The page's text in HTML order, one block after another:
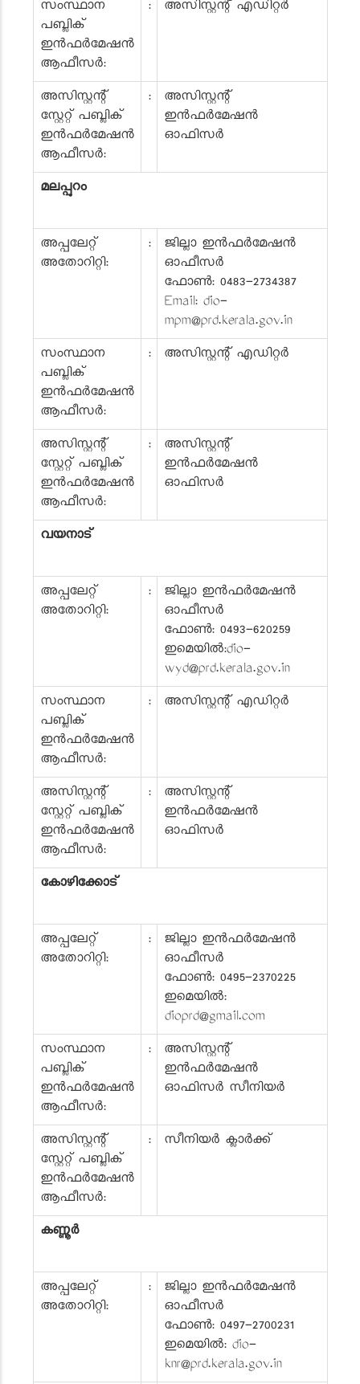
സംസ്ഥാന
പബ്ലിക്
ഇൻഫർമേഷൻ
ആഫീസർ:
: അസിസ്റ്റന്റ് എഡിറ്റർ
അസിസ്റ്റന്റ്
സ്റ്റേറ്റ് പബ്ലിക്
ഇൻഫർമേഷൻ
ആഫീസർ:
:
അസിസ്റ്റന്റ്
ഇൻഫർമേഷൻ
ഓഫിസർ
മലപ്പുറം
അപ്പലേറ്റ്
അതോറിറ്റി:
:
ജില്ലാ ഇൻഫർമേഷൻ
ഓഫീസർ
ഫോൺ: 0483-2734387
Email: dio-
mpm@prd.kerala.gov.in
സംസ്ഥാന
പബ്ലിക്
ഇൻഫർമേഷൻ
ആഫീസർ:
: അസിസ്റ്റന്റ് എഡിറ്റർ
അസിസ്റ്റന്റ്
സ്റ്റേറ്റ് പബ്ലിക്
ഇൻഫർമേഷൻ
ആഫീസർ:
:
അസിസ്റ്റന്റ്
ഇൻഫർമേഷൻ
ഓഫിസർ
വയനാട്
അപ്പലേറ്റ്
അതോറിറ്റി:
:
ജില്ലാ ഇൻഫർമേഷൻ
ഓഫീസർ
ഫോൺ: 0493-620259
ഇമെയിൽ:dio-
wyd@prd.kerala.gov.in
സംസ്ഥാന
പബ്ലിക്
ഇൻഫർമേഷൻ
ആഫീസർ:
: അസിസ്റ്റന്റ് എഡിറ്റർ
അസിസ്റ്റന്റ്
സ്റ്റേറ്റ് പബ്ലിക്
ഇൻഫർമേഷൻ
ആഫീസർ:
:
അസിസ്റ്റന്റ്
ഇൻഫർമേഷൻ
ഓഫിസർ
കോഴിക്കോട്
അപ്പലേറ്റ്
അതോറിറ്റി:
:
ജില്ലാ ഇൻഫർമേഷൻ
ഓഫീസർ
ഫോൺ: 0495-2370225
ഇമെയിൽ:
dioprd@gmail.com
സംസ്ഥാന
പബ്ലിക്
ഇൻഫർമേഷൻ
ആഫീസർ:
:
അസിസ്റ്റന്റ്
ഇൻഫർമേഷൻ
ഓഫിസർ സീനിയർ
അസിസ്റ്റന്റ്
സ്റ്റേറ്റ് പബ്ലിക്
ഇൻഫർമേഷൻ
ആഫീസർ:
: സീനിയർ ക്ലാർക്ക്
കണ്ണൂർ
അപ്പലേറ്റ്
അതോറിറ്റി:
:
ജില്ലാ ഇൻഫർമേഷൻ
ഓഫീസർ
ഫോൺ: 0497-2700231
ഇമെയിൽ: dio-
knr@prd.kerala.gov.in